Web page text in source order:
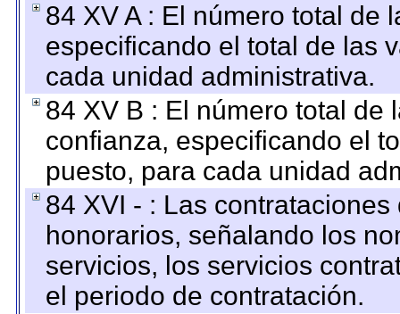
84 XV A : El número total de
especificando el total de las
cada unidad administrativa.
84 XV B : El número total de
confianza, especificando el
puesto, para cada unidad
84 XVI - : Las
honorarios, señalando los
servicios, los servicios
el periodo de contratación.